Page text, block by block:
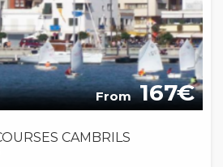
From 167
CAMBRILS